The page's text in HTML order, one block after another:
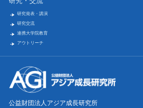
研究発表・講演
研究交流
連携大学院教育
アウトリーチ
公益財団法人アジア成長研究所